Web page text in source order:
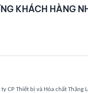
KHÁCH HÀNG
CP Thiết bị và Hóa chất